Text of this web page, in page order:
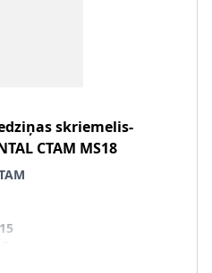
skriemelis-
CTAM MS18
15